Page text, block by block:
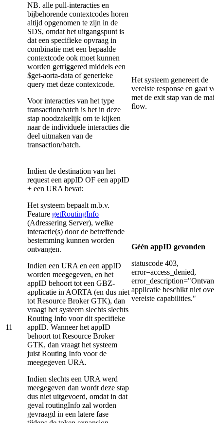
NB. alle pull-interacties en
bijbehorende contextcodes horen
altijd opgenomen te zijn in de
SDS, omdat het uitgangspunt is
dat een specifieke opvraag in
combinatie met een bepaalde
contextcode ook moet kunnen
worden getriggered middels een
$get-aorta-data of generieke
query met deze contextcode.
Voor interacties van het type
transaction/batch is het in deze
stap noodzakelijk om te kijken
naar de individuele interacties die
deel uitmaken van de
transaction/batch.
Het systeem genereert de
vereiste response en gaat
met de exit stap van de main
flow.
11
Indien de destination van het
request een appID OF een appID
+ een URA bevat:
Het systeem bepaalt m.b.v.
Feature getRoutingInfo
(Adressering Server), welke
interactie(s) door de betreffende
bestemming kunnen worden
ontvangen.
Indien een URA en een appID
worden meegegeven, en het
appID behoort tot een GBZ-
applicatie in AORTA (en dus niet
tot Resource Broker GTK), dan
vraagt het systeem slechts slechts
Routing Info voor dit specifieke
appID. Wanneer het appID
behoort tot Resource Broker
GTK, dan vraagt het systeem
juist Routing Info voor de
meegegeven URA.
Indien slechts een URA werd
meegegeven dan wordt deze stap
dus niet uitgevoerd, omdat in dat
geval routingInfo zal worden
gevraagd in een latere fase
Géén appID gevonden
statuscode 403,
error=access_denied,
applicatie beschikt niet over
vereiste capabilities."